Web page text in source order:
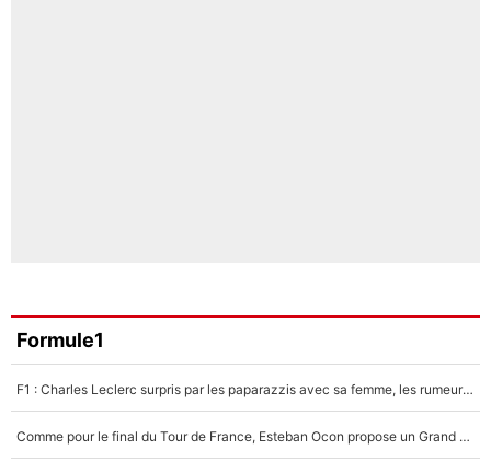
Formule1
F1 : Charles Leclerc surpris par les paparazzis avec sa femme, les rumeurs étaient vraies !
Comme pour le final du Tour de France, Esteban Ocon propose un Grand Prix de Formule 1 à Paris : «Autour de l’Arc de Triomphe, ce serait génial» !